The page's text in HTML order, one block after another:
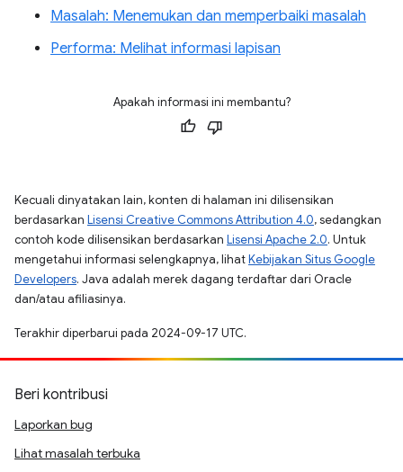
Masalah: Menemukan dan memperbaiki masalah
Performa: Melihat informasi lapisan
Apakah informasi ini membantu?
Kecuali dinyatakan lain, konten di halaman ini dilisensikan
berdasarkan Lisensi Creative Commons Attribution 4.0, sedangkan
contoh kode dilisensikan berdasarkan Lisensi Apache 2.0. Untuk
mengetahui informasi selengkapnya, lihatKebijakan Situs Google
Developers. Java adalah merek dagang terdaftar dari Oracle
dan/atau afiliasinya.
Terakhir diperbarui pada 2024-09-17 UTC.
Beri kontribusi
Laporkan bug
Lihat masalah terbuka